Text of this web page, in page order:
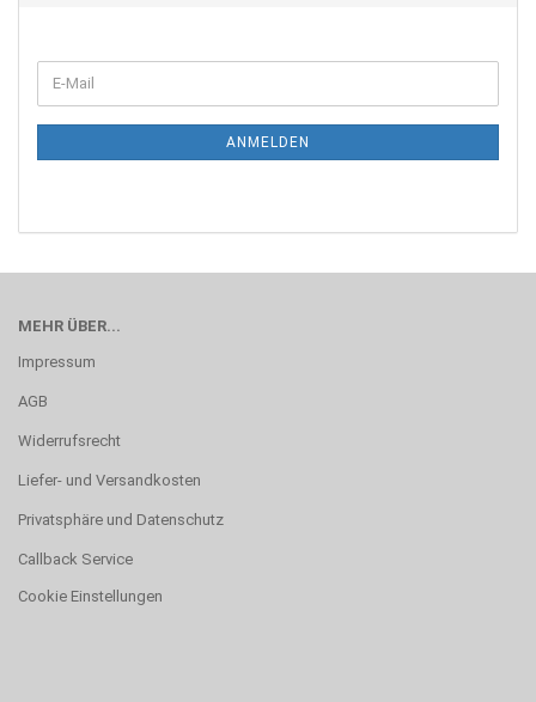
ANMELDEN
MEHR ÜBER...
Impressum
AGB
Widerrufsrecht
Liefer- und Versandkosten
Privatsphäre und Datenschutz
Callback Service
Cookie Einstellungen